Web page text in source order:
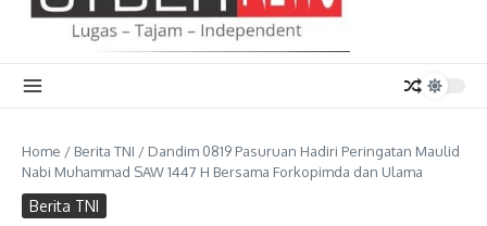
Home / Berita TNI / Dandim 0819 Pasuruan Hadiri Peringatan Maulid
Nabi Muhammad SAW 1447 H Bersama Forkopimda dan Ulama
Berita TNI